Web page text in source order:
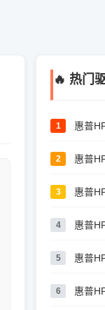
🔥 热门
1
2
3 惠普
4
5
6 惠普